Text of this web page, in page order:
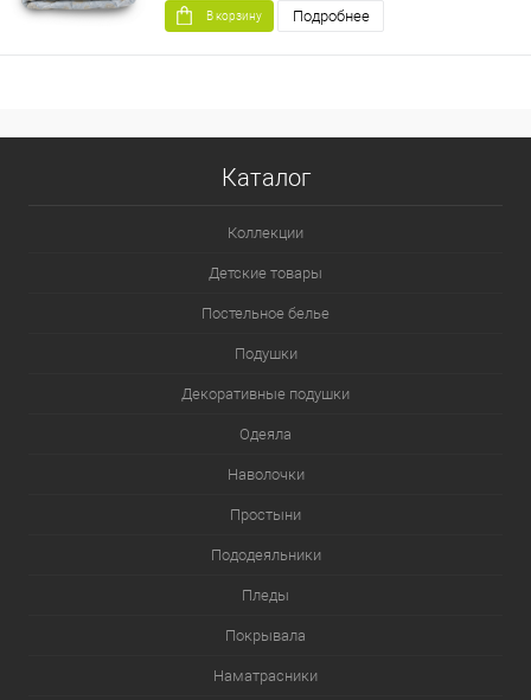
В корзину Подробнее
Каталог
Коллекции
Детские товары
Постельное белье
Подушки
Декоративные подушки
Одеяла
Наволочки
Простыни
Пододеяльники
Пледы
Покрывала
Наматрасники